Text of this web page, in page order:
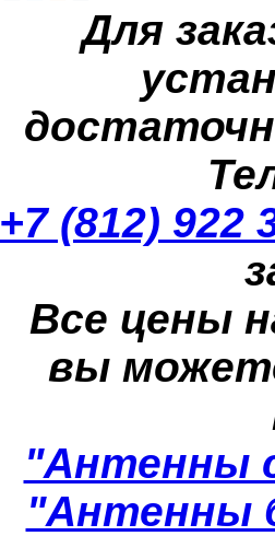
Для
+7 (812) 922
Все цены
вы
"Антенны
"Антенны